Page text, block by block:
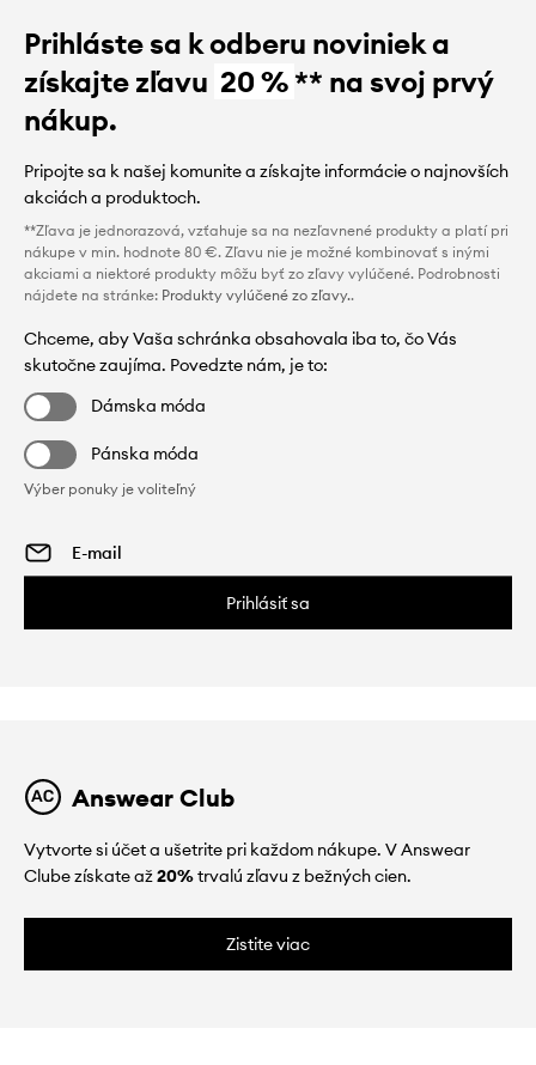
Prihláste sa k odberu noviniek a
získajte zľavu 20 %** na svoj prvý
nákup.
Pripojte sa k našej komunite a získajte informácie o najnovších
akciách a produktoch.
**Zľava je jednorazová, vzťahuje sa na nezľavnené produkty a platí pri
nákupe v min. hodnote 80 €. Zľavu nie je možné kombinovať s inými
akciami a niektoré produkty môžu byť zo zľavy vylúčené. Podrobnosti
nájdete na stránke: Produkty vylúčené zo zľavy..
Chceme, aby Vaša schránka obsahovala iba to, čo Vás
skutočne zaujíma. Povedzte nám, je to:
Dámska móda
Pánska móda
Výber ponuky je voliteľný
Prihlásiť sa
Answear Club
Vytvorte si účet a ušetrite pri každom nákupe. V Answear
Clube získate až20%trvalú zľavu z bežných cien.
Zistite viac